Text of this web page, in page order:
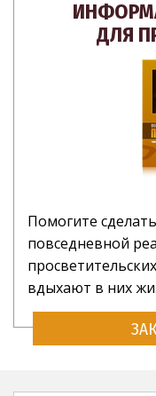
ДЛЯ
Помогите
повседневной
вдыхают в них